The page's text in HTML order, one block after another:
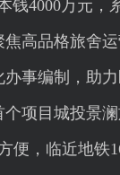
钱4000万元，
高品格旅舍
事编制，助
项目城投景
便，临近地铁